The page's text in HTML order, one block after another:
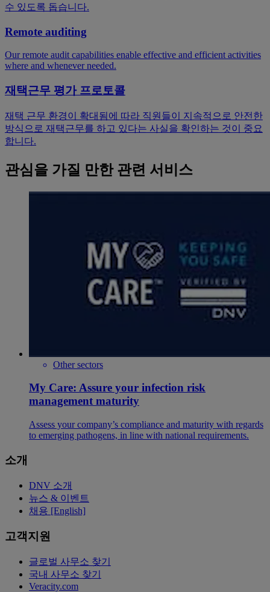
수 있도록 돕습니다.
Remote auditing
Our remote audit capabilities enable effective and efficient activities
where and whenever needed.
재택근무 평가 프로토콜
재택 근무 환경이 확대됨에 따라 직원들이 지속적으로 안전한
방식으로 재택근무를 하고 있다는 사실을 확인하는 것이 중요
합니다.
관심을 가질 만한 관련 서비스
Other sectors
My Care: Assure your infection risk
management maturity
Assess your company’s compliance and maturity with regards
to emerging pathogens, in line with national requirements.
소개
DNV 소개
뉴스 & 이벤트
채용 [English]
고객지원
글로벌 사무소 찾기
국내 사무소 찾기
Veracity.com